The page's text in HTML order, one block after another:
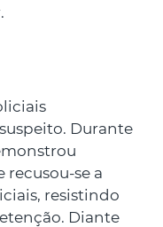
Durante
se a
resistindo
Diante